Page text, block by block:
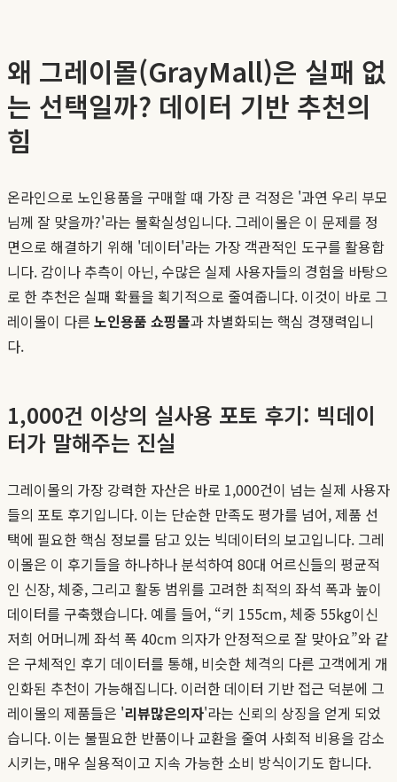
왜 그레이몰(GrayMall)은 실패 없
는 선택일까? 데이터 기반 추천의
힘
온라인으로 노인용품을 구매할 때 가장 큰 걱정은 '과연 우리 부모
님께 잘 맞을까?'라는 불확실성입니다. 그레이몰은 이 문제를 정
면으로 해결하기 위해 '데이터'라는 가장 객관적인 도구를 활용합
니다. 감이나 추측이 아닌, 수많은 실제 사용자들의 경험을 바탕으
로 한 추천은 실패 확률을 획기적으로 줄여줍니다. 이것이 바로 그
레이몰이 다른 노인용품 쇼핑몰과 차별화되는 핵심 경쟁력입니
다.
1,000건 이상의 실사용 포토 후기: 빅데이
터가 말해주는 진실
그레이몰의 가장 강력한 자산은 바로 1,000건이 넘는 실제 사용자
들의 포토 후기입니다. 이는 단순한 만족도 평가를 넘어, 제품 선
택에 필요한 핵심 정보를 담고 있는 빅데이터의 보고입니다. 그레
이몰은 이 후기들을 하나하나 분석하여 80대 어르신들의 평균적
인 신장, 체중, 그리고 활동 범위를 고려한 최적의 좌석 폭과 높이
데이터를 구축했습니다. 예를 들어, “키 155cm, 체중 55kg이신
저희 어머니께 좌석 폭 40cm 의자가 안정적으로 잘 맞아요”와 같
은 구체적인 후기 데이터를 통해, 비슷한 체격의 다른 고객에게 개
인화된 추천이 가능해집니다. 이러한 데이터 기반 접근 덕분에 그
레이몰의 제품들은 '리뷰많은의자'라는 신뢰의 상징을 얻게 되었
습니다. 이는 불필요한 반품이나 교환을 줄여 사회적 비용을 감소
시키는, 매우 실용적이고 지속 가능한 소비 방식이기도 합니다.